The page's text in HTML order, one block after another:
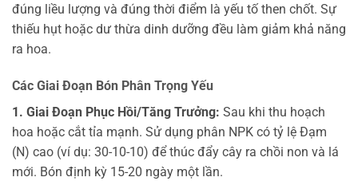
đúng liều lượng và đúng thời điểm là yếu tố then chốt. Sự
thiếu hụt hoặc dư thừa dinh dưỡng đều làm giảm khả năng
ra hoa.
Các Giai Đoạn Bón Phân Trọng Yếu
1. Giai Đoạn Phục Hồi/Tăng Trưởng: Sau khi thu hoạch
hoa hoặc cắt tỉa mạnh. Sử dụng phân NPK có tỷ lệ Đạm
(N) cao (ví dụ: 30-10-10) để thúc đẩy cây ra chồi non và lá
mới. Bón định kỳ 15-20 ngày một lần.